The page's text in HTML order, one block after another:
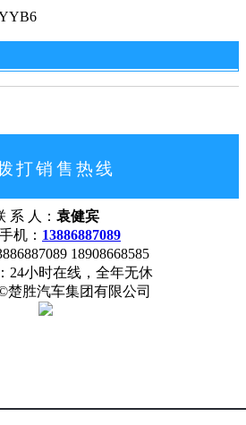
打销售热线
公司概况
系 人： 袁健宾
机： 13886887089
18908668585
24小时在线，全年无休
楚胜汽车集团有限公司